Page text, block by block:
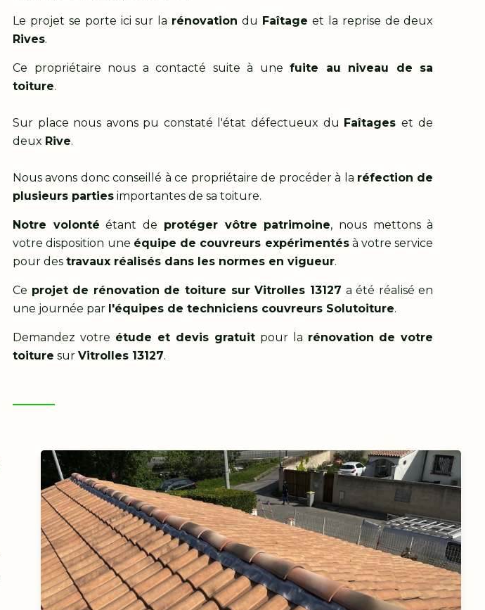
Le projet se porte ici sur la rénovation du Faîtage et la reprise de deux
Rives.
Ce propriétaire nous a contacté suite à unefuite au niveau de sa
toiture.
Sur place nous avons pu constaté l'état défectueux du Faîtages et de
deux Rive.
Nous avons donc conseillé à ce propriétaire de procéder à la réfection de
plusieurs parties importantes de sa toiture.
Notre volonté étant de protéger vôtre patrimoine, nous mettons à
votre disposition une équipe de couvreurs expérimentésà votre service
pour des travaux réalisés dans les normes en vigueur.
Ce projet de rénovation de toiture sur Vitrolles 13127 a été réalisé en
une journée par l'équipes de techniciens couvreurs Solutoiture.
Demandez votre étude et devis gratuitpour la rénovation de votre
toiture sur Vitrolles 13127.